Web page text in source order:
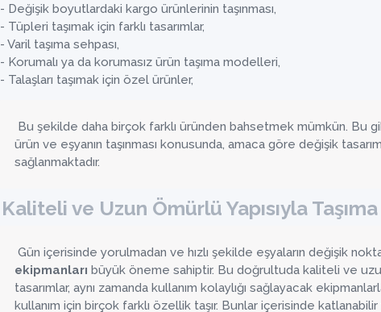
- Değişik boyutlardaki kargo ürünlerinin taşınması,
- Tüpleri taşımak için farklı tasarımlar,
- Varil taşıma sehpası,
- Korumalı ya da korumasız ürün taşıma modelleri,
- Talaşları taşımak için özel ürünler,
Bu şekilde daha birçok farklı üründen bahsetmek mümkün. Bu
ürün ve eşyanın taşınması konusunda, amaca göre değişik
sağlanmaktadır.
Kaliteli ve Uzun Ömürlü Yapısıyla
Gün içerisinde yorulmadan ve hızlı şekilde eşyaların değişik
ekipmanları büyük öneme sahiptir. Bu doğrultuda kaliteli ve
tasarımlar, aynı zamanda kullanım kolaylığı sağlayacak
kullanım için birçok farklı özellik taşır. Bunlar içerisinde